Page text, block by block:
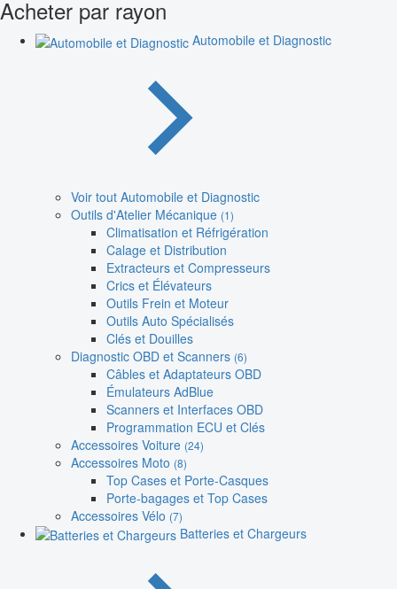
Acheter par rayon
Automobile et Diagnostic
Voir tout Automobile et Diagnostic
Outils d'Atelier Mécanique (1)
Climatisation et Réfrigération
Calage et Distribution
Extracteurs et Compresseurs
Crics et Élévateurs
Outils Frein et Moteur
Outils Auto Spécialisés
Clés et Douilles
Diagnostic OBD et Scanners (6)
Câbles et Adaptateurs OBD
Émulateurs AdBlue
Scanners et Interfaces OBD
Programmation ECU et Clés
Accessoires Voiture (24)
Accessoires Moto (8)
Top Cases et Porte-Casques
Porte-bagages et Top Cases
Accessoires Vélo (7)
Batteries et Chargeurs